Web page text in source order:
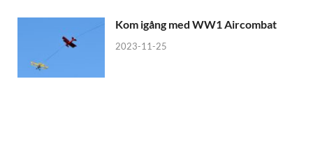
Kom igång med WW1 Aircombat
2023-11-25